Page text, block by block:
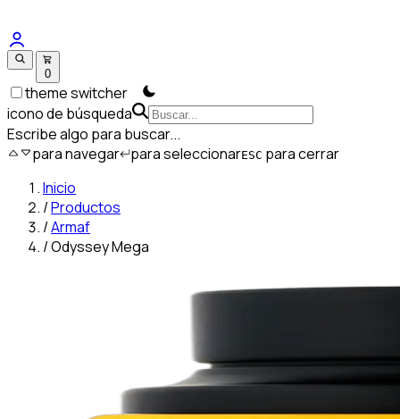
0
theme switcher
icono de búsqueda
Escribe algo para buscar...
para navegar para seleccionarESC para cerrar
Inicio
/Productos
/Armaf
/Odyssey Mega